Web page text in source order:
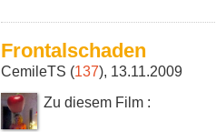
Frontalschaden
CemileTS (137), 13.11.2009
Zu diesem Film :